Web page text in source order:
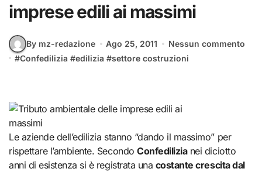
imprese edili ai massimi
By mz-redazione Ago 25, 2011
Nessun commento
#Confedilizia #edilizia #settore costruzioni
Le aziende dell’edilizia stanno “dando il massimo” per
rispettare l’ambiente. SecondoConfedilizianei diciotto
anni di esistenza si è registrata una costante crescita dal